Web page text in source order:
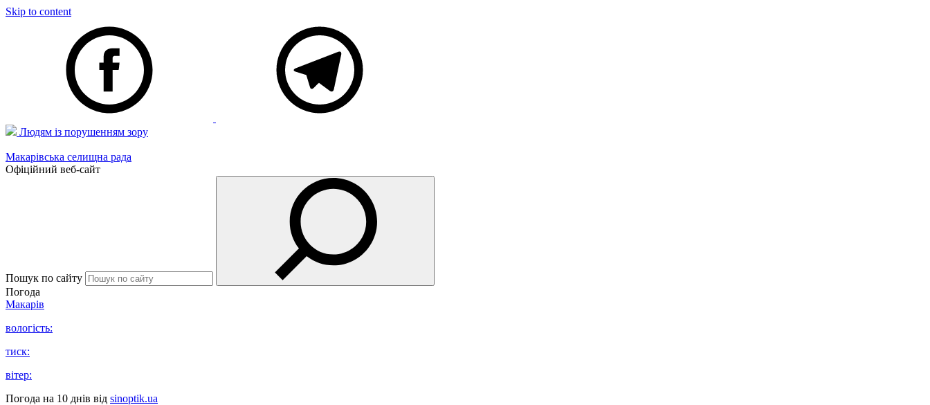
Skip to content
Людям із порушенням зору
Макарівська селищна рада
Офіційний веб-сайт
Пошук по сайту
Погода
Макарів
вологість:
тиск:
вітер:
Погода на 10 днів від sinoptik.ua